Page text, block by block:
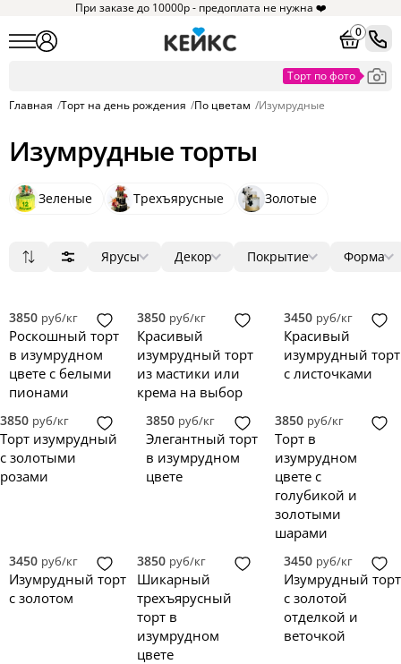
При заказе до 10000р - предоплата не нужна ❤️
0
Главная /Торт на день рождения /По цветам /Изумрудные
Изумрудные торты
Зеленые Трехъярусные Золотые
Сначала дорогие
Новинки
Ярусы
3
10
4
4
0
Декор
фигурки
8
фотопечать
надпись
0
топпер
0
Покрытие
без мастики
0
зеркальная глазурь
0
голый торт
0
велюр
0
Форма
прямоугольник
сердце
3D
3850 руб/кг
Роскошный торт
в изумрудном
цвете с белыми
пионами
3850 руб/кг
Красивый
изумрудный торт
из мастики или
крема на выбор
3450 руб/кг
Красивый
изумрудный торт
с листочками
3850 руб/кг
Торт изумрудный
с золотыми
розами
3850 руб/кг
Элегантный торт
в изумрудном
цвете
3850 руб/кг
Торт в
изумрудном
цвете с
голубикой и
золотыми
шарами
3450 руб/кг
Изумрудный торт
с золотом
3850 руб/кг
Шикарный
трехъярусный
торт в
изумрудном
цвете
3450 руб/кг
Изумрудный торт
с золотой
отделкой и
веточкой